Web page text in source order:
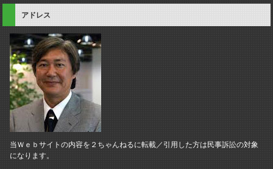
アドレス
当Ｗｅｂサイトの内容を２ちゃんねるに転載／引用した方は民事訴訟の対象
になります。